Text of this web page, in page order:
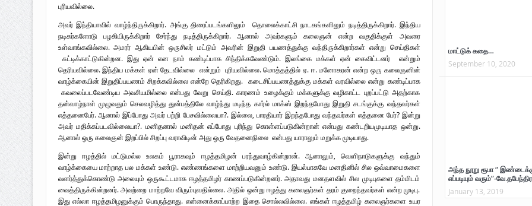
புரியவில்லை.
அவர் இந்தியாவில் வாழ்ந்திருக்கிறார். அங்கு திரைப்படங்களிலும் தொலைக்காட்சி நாடகங்களிலும் நடித்திருக்கிறார். இந்திய
நடிகர்களோடு பழகியிருக்கிறார் சேர்ந்து நடித்திருக்கிறார். ஆனால் அவர்களும் கலைஞன் என்ற வகுதிக்குள் அவரை
உள்வாங்கவில்லை. அமரர் ஆகியபின் ஒருசிலர் மட்டும் அவரின் இறுதி பயணத்துக்கு வந்திருக்கிறார்கள் என்று செய்திகள்
சுட்டிக்காட்டுகின்றன. இது ஏன் என நாம் கண்டிப்பாக சிந்திக்கவேண்டும். இலங்கை மக்கள் ஏன் கைவிட்டனர் என்றும்
தெரியவில்லை. இந்திய மக்கள் ஏன் தேடவில்லை என்றும் புரியவில்லை. மொத்தத்தில் ஏ. ஈ. மனோகரன் என்ற ஒரு கலைஞனின்
வாழ்க்கையின் இறுதிப்பயணம் சிறக்கவில்லை என்றே தெரிகிறது. கடைசிப்பயணத்துக்கு மக்கள் வரவில்லை என்று கண்டிப்பாக
கவலைப்படவேண்டிய அவசியமில்லை என்பது வேறு செய்தி. காரணம் உழைக்கும் மக்களுக்கு வழிகாட்ட புறப்பட்டு அதற்காக
தன்வாழ்நாள் முழுவதும் செலவழித்து துன்பத்திலே வாழ்ந்து மடிந்த கார்ல் மாக்ஸ் இறந்தபோது இறுதி சடங்குக்கு வந்தவர்கள்
எத்தனைபேர். ஆனால் இப்போது அவர் பற்றி பேசவில்லையா?. இல்லை, பாரதியார் இறந்தபோது வந்தவர்கள் எத்தனை பேர்? இன்று
அவர் மதிக்கப்படவில்லையா?. மனிதனால் மனிதன் எப்போது புரிந்து கொள்ளப்படுகின்றான் என்பது கண்டறியமுடியாத ஒன்று.
ஆனால் ஒரு கலைஞன் இறப்பில் சிறப்பு வராவிடின் அது ஒரு வேதனைநிலை என்பது யாராலும் மறுக்க முடியாது.
இன்று ஈழத்தில் மட்டுமல்ல உலகம் பூராகவும் ஈழத்தமிழன் பரந்துவாழ்கின்றான். ஆனாலும், வெளிநாடுகளுக்கு வந்தும்
வாழ்க்கையை மாற்றாத பல மக்கள் உண்டு. எண்ணங்களை மாற்றியவனும் உண்டு. இயல்பாகவே மனதினில் சில ஒவ்வாமைகளை
வளர்த்துக்கொண்டு அலையும் ஒருகூட்டமாக ஈழத்தமிழர் காணப்படுகின்றனர். அதாவது மனதளவில் சில முடிபுகளை தம்மிடம்
வைத்திருக்கின்றனர். அவற்றை மாற்றவே விரும்புவதில்லை. அதில் ஒன்று ஈழத்து கலைஞர்கள் தரம் குறைந்தவர்கள் என்ற முடிபு.
இது எல்லா ஈழத்தமிழனுக்கும் பொருந்தாது. என்னைக்காப்பாற்ற இதை சொல்லவில்லை. எங்கள் ஈழத்தமிழ் கலைஞர்களை உயர
மாட்டுக் கதை…
September 10, 2020
அந்த நூறு ரூபா “
எப்படியும் வரும்”-
January 13, 2019